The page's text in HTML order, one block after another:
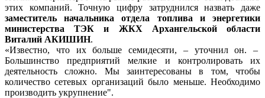
этих компаний. Точную цифру затруднился назвать даже
заместитель начальника отдела топлива и энергетики
министерства ТЭК и ЖКХ Архангельской области
Виталий АКИШИН.
«Известно, что их больше семидесяти, – уточнил он. –
Большинство предприятий мелкие и контролировать их
деятельность сложно. Мы заинтересованы в том, чтобы
количество сетевых организаций было меньше. Необходимо
производить укрупнение".